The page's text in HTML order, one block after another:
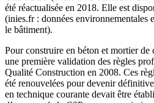
été réactualisée en 2018. Elle est
(inies.fr : données environnementales
le bâtiment).
Pour construire en béton et mortier
une première validation des règles
Qualité Construction en 2008. Ces
été renouvelées pour devenir
en technique courante devait être